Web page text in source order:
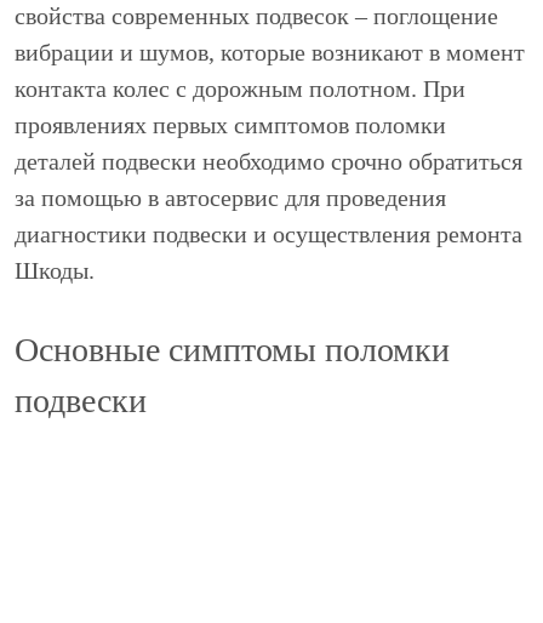
свойства современных подвесок – поглощение
вибрации и шумов, которые возникают в момент
контакта колес с дорожным полотном. При
проявлениях первых симптомов поломки
деталей подвески необходимо срочно обратиться
за помощью в автосервис для проведения
диагностики подвески и осуществления ремонта
Шкоды.
Основные симптомы поломки
подвески